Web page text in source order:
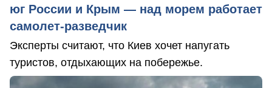
юг России и Крым — над морем работает
самолет-разведчик
Эксперты считают, что Киев хочет напугать
туристов, отдыхающих на побережье.